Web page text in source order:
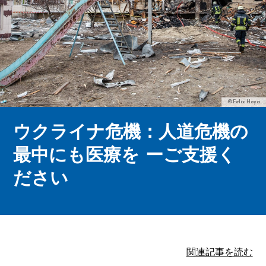
©Felix Hoya
ウクライナ危機：人道危機の
最中にも医療を ーご支援く
ださい
関連記事を読む